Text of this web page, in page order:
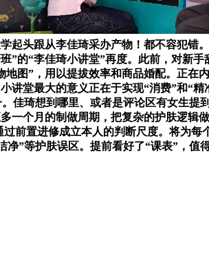
头跟从李佳琦采办产物！都不容犯错
的“李佳琦小讲堂”再度。此前，对新
图”，用以提拔效率和商品婚配。正在
讲堂最大的意义正在于实现“消费”和“
佳琦想到哪里、或者是评论区有女生提
一个月的制做周期，把复杂的护肤逻辑
前置进修成立本人的判断尺度。将为
”等护肤误区。提前看好了“课表”，值